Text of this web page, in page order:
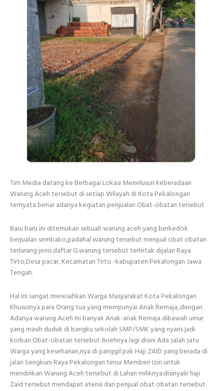
Tim Media datang ke Berbagai Lokasi Menelusuri keberadaan
Warung Aceh tersebut di setiap Wilayah di Kota Pekalongan
ternyata benar adanya kegiatan penjualan Obat-obatan tersebut
Baru baru ini ditemukan sebuah warung aceh yang berkedok
berjualan sembako,padahal warung tersebut menjual obat obatan
terlarang jenis daftar G.warung tersebut terletak dijalan Raya
Tirto,Desa pacar, Kecamatan Tirto -kabupaten Pekalongan Jawa
Tengah.
Hal ini sangat meresahkan Warga Masyarakat Kota Pekalongan
Khususnya para Orang tua yang mempunyai Anak Remaja,.dengan
Adanya warung Aceh Ini banyak Anak-anak Remaja dibawah umur
yang masih duduk di bangku sekolah SMP/SMK yang nyaris jadi
korban Obat-obatan tersebut Anehnya lagi disini Ada salah satu
Warga yang keseharian,nya di panggil pak Haji ZAID yang berada di
jalan Sengkuni Raya Pekalongan timur Memberi Izin untuk
mendirikan Warung Aceh tersebut di Lahan miliknya.disinyalir haji
Zaid tersebut mendapat atensi dari penjual obat obatan tersebut